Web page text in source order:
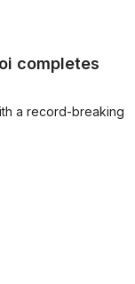
completes
a record-breaking